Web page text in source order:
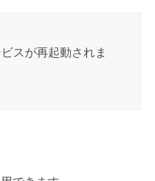
スが再起動されま